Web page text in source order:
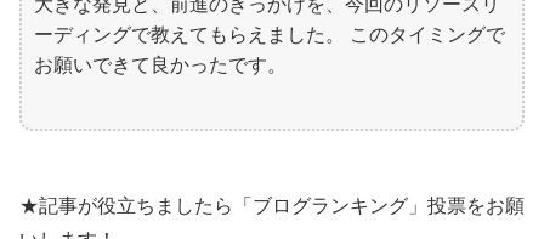
ーディングで教えてもらえました。 このタイミングで
お願いできて良かったです。
★記事が役立ちましたら「ブログランキング」投票をお願